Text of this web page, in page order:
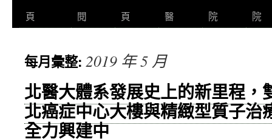
至
要
內
容
頁
閱
頁
醫
院
院
每月彙整: 2019 年 5 月
北醫大體系發展史上的新里程，
北癌症中心大樓與精緻型質子治
全力興建中